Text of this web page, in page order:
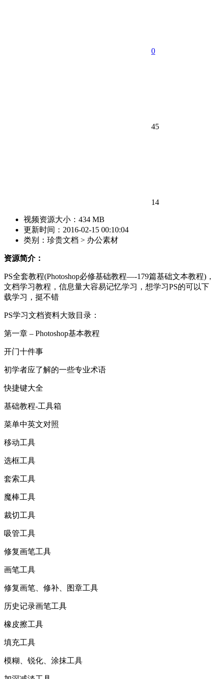
0
45
14
视频资源大小：434 MB
更新时间：2016-02-15 00:10:04
类别：珍贵文档 > 办公素材
资源简介：
PS全套教程(Photoshop必修基础教程—-179篇基础文本教程)，
文档学习教程，信息量大容易记忆学习，想学习PS的可以下
载学习，挺不错
PS学习文档资料大致目录：
第一章 – Photoshop基本教程
开门十件事
初学者应了解的一些专业术语
快捷键大全
基础教程-工具箱
菜单中英文对照
移动工具
选框工具
套索工具
魔棒工具
裁切工具
吸管工具
修复画笔工具
画笔工具
修复画笔、修补、图章工具
历史记录画笔工具
橡皮擦工具
填充工具
模糊、锐化、涂抹工具